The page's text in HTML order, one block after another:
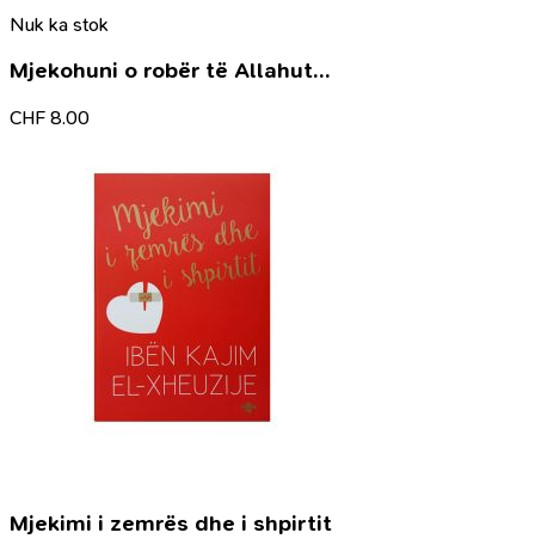
Nuk ka stok
Mjekohuni o robër të Allahut…
CHF 8.00
Mjekimi i zemrës dhe i shpirtit